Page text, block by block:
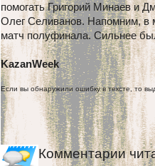
помогать Григорий Минаев и
Олег Селиванов. Напомним, в
матч полуфинала. Сильнее
KazanWeek
Если вы обнаружили ошибку в тексте, то
Комментарии